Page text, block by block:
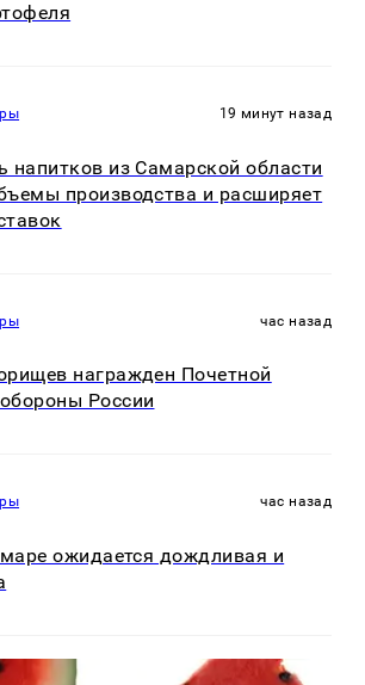
19 минут назад
напитков из Самарской области
производства и расширяет
час назад
награжден Почетной
России
час назад
ожидается дождливая и